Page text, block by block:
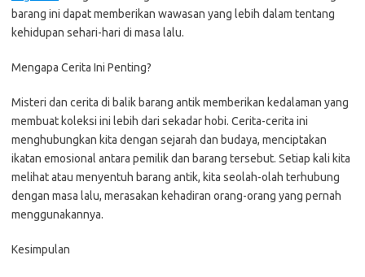
barang ini dapat memberikan wawasan yang lebih dalam tentang
kehidupan sehari-hari di masa lalu.
Mengapa Cerita Ini Penting?
Misteri dan cerita di balik barang antik memberikan kedalaman yang
membuat koleksi ini lebih dari sekadar hobi. Cerita-cerita ini
menghubungkan kita dengan sejarah dan budaya, menciptakan
ikatan emosional antara pemilik dan barang tersebut. Setiap kali kita
melihat atau menyentuh barang antik, kita seolah-olah terhubung
dengan masa lalu, merasakan kehadiran orang-orang yang pernah
menggunakannya.
Kesimpulan